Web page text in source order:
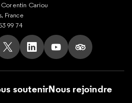
Cariou
France
99 74
sur Facebook
nous sur Tik Tok
Suivez nous sur X
Suivez nous sur LinkedIn
Suivez nous sur
Suivez nous
soutenirNous rejoindre